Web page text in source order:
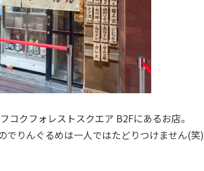
コクフォレストスクエア B2Fにあるお店。
でりんぐるめは一人ではたどりつけません(笑)